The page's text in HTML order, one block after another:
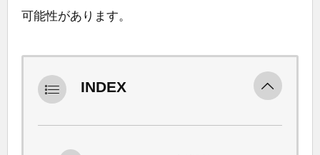
可能性があります。
INDEX